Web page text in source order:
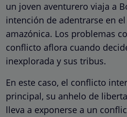
un joven aventurero viaja a
intención de adentrarse en
amazónica. Los problemas
conflicto aflora cuando
inexplorada y sus tribus.
En este caso, el conflicto
principal, su anhelo de
lleva a exponerse a un